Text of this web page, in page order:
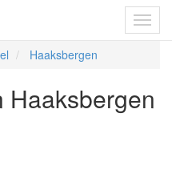
Haaksbergen
Haaksbergen